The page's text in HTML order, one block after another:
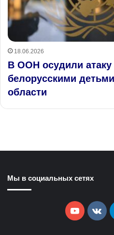
18.06.2026
В ООН осудили атаку
белорусскими
области
Мы в социальных сетях
YouTube